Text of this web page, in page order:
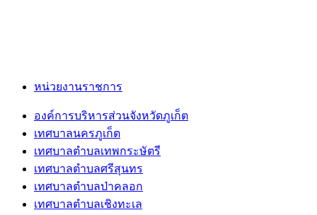
หน่วยงานราชการ
องค์การบริหารส่วนจังหวัดภูเก็ต
เทศบาลนครภูเก็ต
เทศบาลตำบลเทพกระษัตรี
เทศบาลตำบลศรีสุนทร
เทศบาลตำบลป่าคลอก
เทศบาลตำบลเชิงทะเล